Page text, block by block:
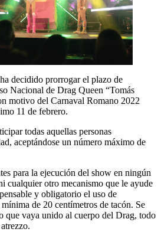
decidido prorrogar el plazo de
Nacional de Drag Queen “Tomás
motivo del Carnaval Romano 2022
11 de febrero.
todas aquellas personas
aceptándose un número máximo de
para la ejecución del show en ningún
cualquier otro mecanismo que le ayude
y obligatorio el uso de
de 20 centímetros de tacón. Se
que vaya unido al cuerpo del Drag, todo